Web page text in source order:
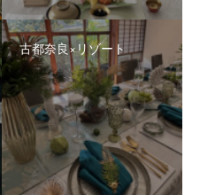
古都奈良×リゾート